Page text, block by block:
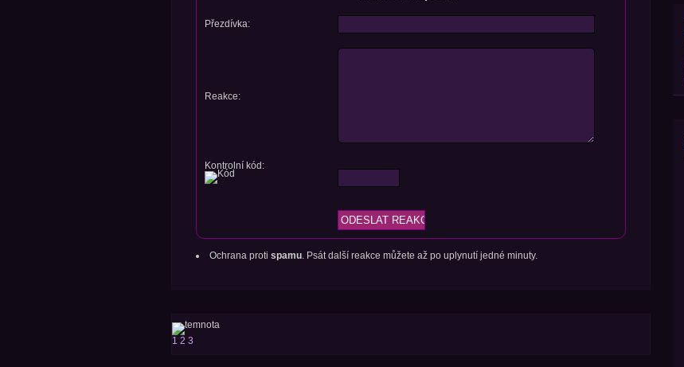
Přezdívka:
Reakce:
Kontrolní kód:
Ochrana proti spamu. Psát další reakce můžete až po uplynutí jedné minuty.
1 2 3